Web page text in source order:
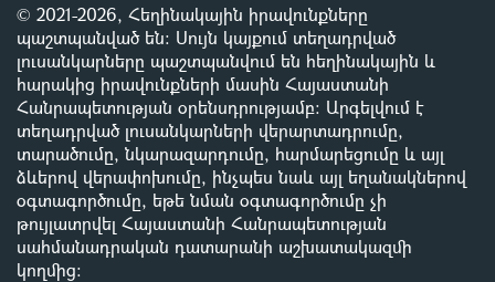
© 2021-2026, Հեղինակային իրավունքները
պաշտպանված են: Սույն կայքում տեղադրված
լուսանկարները պաշտպանվում են հեղինակային և
հարակից իրավունքների մասին Հայաստանի
Հանրապետության օրենսդրությամբ: Արգելվում է
տեղադրված լուսանկարների վերարտադրումը,
տարածումը, նկարազարդումը, հարմարեցումը և այլ
ձևերով վերափոխումը, ինչպես նաև այլ եղանակներով
օգտագործումը, եթե նման օգտագործումը չի
թույլատրվել Հայաստանի Հանրապետության
սահմանադրական դատարանի աշխատակազմի
կողմից: